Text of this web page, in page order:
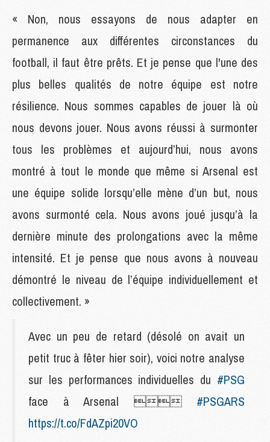
« Non, nous essayons de nous adapter en
permanence aux différentes circonstances du
football, il faut être prêts. Et je pense que l'une des
plus belles qualités de notre équipe est notre
résilience. Nous sommes capables de jouer là où
nous devons jouer. Nous avons réussi à surmonter
tous les problèmes et aujourd’hui, nous avons
montré à tout le monde que même si Arsenal est
une équipe solide lorsqu’elle mène d’un but, nous
avons surmonté cela. Nous avons joué jusqu’à la
dernière minute des prolongations avec la même
intensité. Et je pense que nous avons à nouveau
démontré le niveau de l’équipe individuellement et
collectivement. »
Avec un peu de retard (désolé on avait un
petit truc à fêter hier soir), voici notre analyse
sur les performances individuelles du #PSG
face à Arsenal  #PSGARS
https://t.co/FdAZpi20VO